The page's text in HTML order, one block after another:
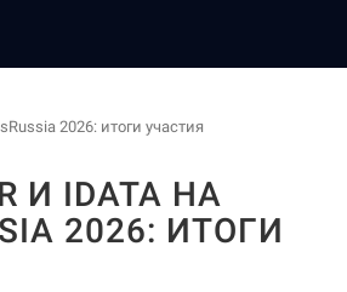
ФИСКАЛЬНЫЕ РЕГИСТРАТОРЫ
POS-СИСТЕМЫ
2026: итоги участия
И IDATA НА
2026: ИТОГИ